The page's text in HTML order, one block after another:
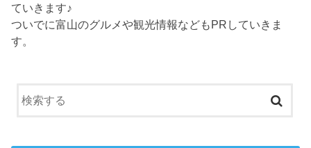
ていきます♪
ついでに富山のグルメや観光情報などもPRしていきま
す。